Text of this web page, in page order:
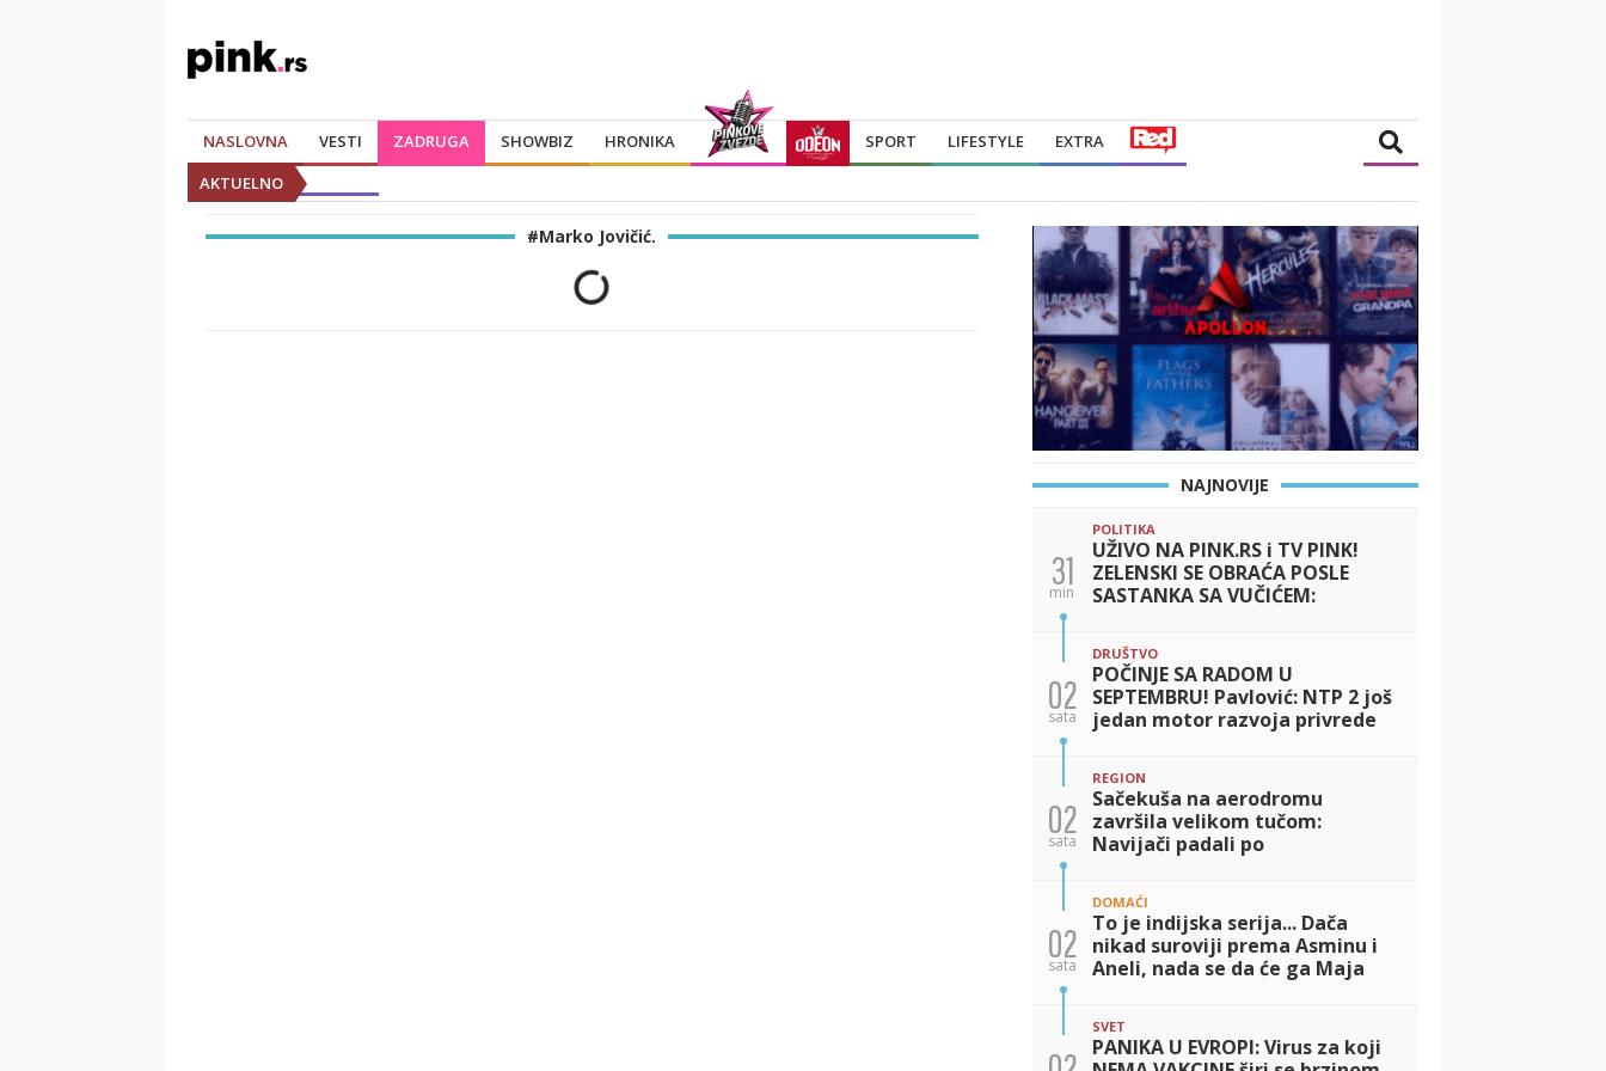
NASLOVNA VESTI ZADRUGA SHOWBIZ HRONIKA SPORT LIFESTYLE
EXTRA
AKTUELNO
#Marko Jovičić.
NAJNOVIJE
31
min
POLITIKA
UŽIVO NA PINK.RS i TV PINK!
ZELENSKI SE OBRAĆA POSLE
SASTANKA SA VUČIĆEM:
je ukazano Ukrajini
02
sata
DRUŠTVO
POČINJE SA RADOM U
SEPTEMBRU! Pavlović: NTP 2 još
jedan motor razvoja privrede
02
sata
REGION
Sačekuša na aerodromu
završila velikom tučom:
Navijači padali po
02
sata
DOMAĆI
To je indijska serija... Dača
nikad suroviji prema Asminu i
Aneli, nada se da će ga Maja
SVET
PANIKA U EVROPI: Virus za koji